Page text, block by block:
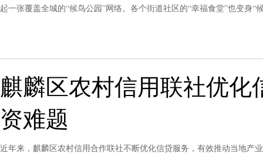
起一张覆盖全城的“候鸟公园”网络。各个街道社区的“幸福食堂”也变身
麒麟区农村信用联社优
资难题
近年来，麒麟区农村信用合作联社不断优化信贷服务，有效推动当地产